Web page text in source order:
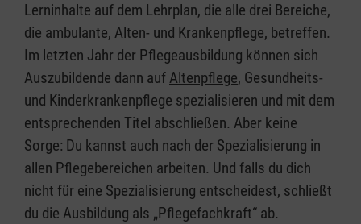
Lerninhalte auf dem Lehrplan, die alle drei Bereiche,
die ambulante, Alten- und Krankenpflege, betreffen.
Im letzten Jahr der Pflegeausbildung können sich
Auszubildende dann aufAltenpflege, Gesundheits-
und Kinderkrankenpflege spezialisieren und mit dem
entsprechenden Titel abschließen. Aber keine
Sorge: Du kannst auch nach der Spezialisierung in
allen Pflegebereichen arbeiten. Und falls du dich
nicht für eine Spezialisierung entscheidest, schließt
du die Ausbildung als „Pflegefachkraft“ ab.